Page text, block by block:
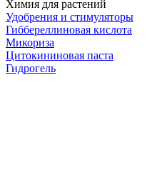
Химия для растений
Удобрения и стимуляторы
Гиббереллиновая кислота
Микориза
Цитокининовая паста
Гидрогель